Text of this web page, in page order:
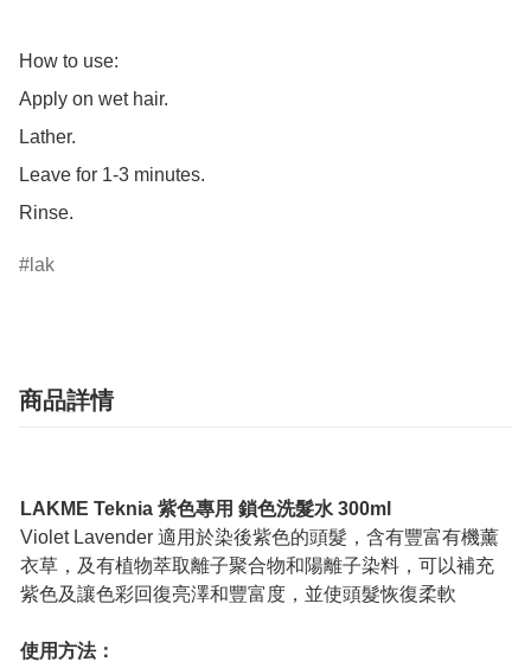
How to use:
Apply on wet hair.
Lather.
Leave for 1-3 minutes.
Rinse.
lak
商品詳情
LAKME Teknia 紫色專用 鎖色洗髮水 300ml
Violet Lavender 適用於染後紫色的頭髮，含有豐富有機薰
衣草，及有植物萃取離子聚合物和陽離子染料，可以補充
紫色及讓色彩回復亮澤和豐富度，並使頭髮恢復柔軟
使用方法：